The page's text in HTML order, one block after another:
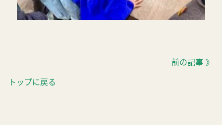
トップに戻る
前の記事 》